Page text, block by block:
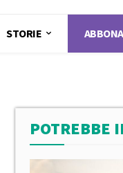
STORIE
POTREBBE